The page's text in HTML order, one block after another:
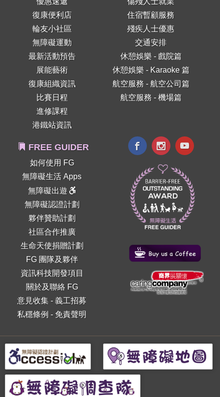
復康便利店
輪友小社區
無障礙運動
最新活動預告
展能藝術
復康組織資訊
比賽日程
進修課程
港鐵站資訊
住宿暫顧服務
殘疾人士優惠
交通安排
休憩娛樂 - 戲院篇
休憩娛樂 - Karaoke 篇
航空服務 - 航空公司篇
航空服務 - 機場篇
FREE GUIDER
如何使用 FG
無障礙生活 Apps
無障礙出遊
無障礙認證計劃
夥伴贊助計劃
社區合作推廣
生命天使捐贈計劃
FG 團隊及夥伴
資訊科技開發項目
關於及聯絡 FG
意見收集 -義工招募
私穩條例 - 免責聲明